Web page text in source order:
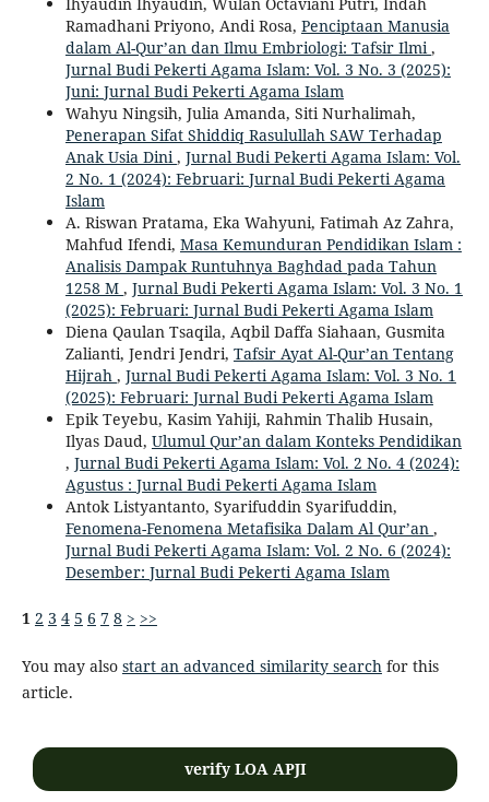
Ihyaudin Ihyaudin, Wulan Octaviani Putri, Indah
Ramadhani Priyono, Andi Rosa, Penciptaan Manusia
dalam Al-Qur’an dan Ilmu Embriologi: Tafsir Ilmi,
Jurnal Budi Pekerti Agama Islam: Vol. 3 No. 3 (2025):
Juni: Jurnal Budi Pekerti Agama Islam
Wahyu Ningsih, Julia Amanda, Siti Nurhalimah,
Penerapan Sifat Shiddiq Rasulullah SAW Terhadap
Anak Usia Dini, Jurnal Budi Pekerti Agama Islam: Vol.
2 No. 1 (2024): Februari: Jurnal Budi Pekerti Agama
Islam
A. Riswan Pratama, Eka Wahyuni, Fatimah Az Zahra,
Mahfud Ifendi, Masa Kemunduran Pendidikan Islam :
Analisis Dampak Runtuhnya Baghdad pada Tahun
1258 M , Jurnal Budi Pekerti Agama Islam: Vol. 3 No. 1
(2025): Februari: Jurnal Budi Pekerti Agama Islam
Diena Qaulan Tsaqila, Aqbil Daffa Siahaan, Gusmita
Zalianti, Jendri Jendri, Tafsir Ayat Al-Qur’an Tentang
Hijrah , Jurnal Budi Pekerti Agama Islam: Vol. 3 No. 1
(2025): Februari: Jurnal Budi Pekerti Agama Islam
Epik Teyebu, Kasim Yahiji, Rahmin Thalib Husain,
Ilyas Daud, Ulumul Qur’an dalam Konteks Pendidikan
, Jurnal Budi Pekerti Agama Islam: Vol. 2 No. 4 (2024):
Agustus : Jurnal Budi Pekerti Agama Islam
Antok Listyantanto, Syarifuddin Syarifuddin,
Fenomena-Fenomena Metafisika Dalam Al Qur’an ,
Jurnal Budi Pekerti Agama Islam: Vol. 2 No. 6 (2024):
Desember: Jurnal Budi Pekerti Agama Islam
1 2 3 4 5 6 7 8 > >>
You may also start an advanced similarity searchfor this
article.
verify LOA APJI